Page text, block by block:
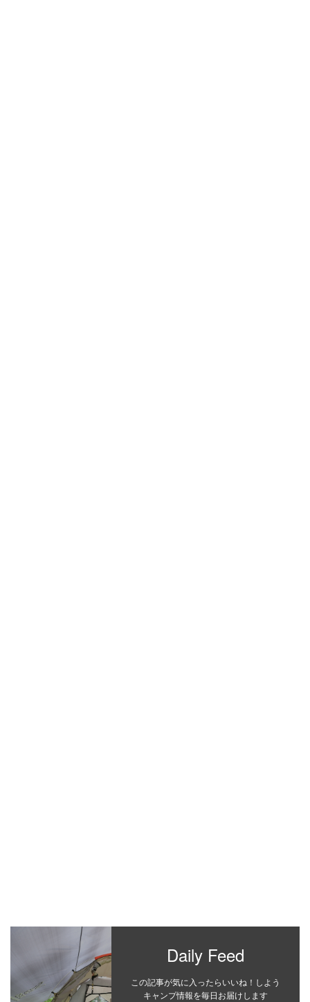
Daily Feed
この記事が気に入ったらいいね！しよう
キャンプ情報を毎日お届けします